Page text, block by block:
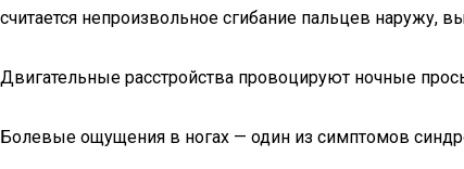
считается непроизвольное сгибание пальцев наружу,
Двигательные расстройства провоцируют ночные
Болевые ощущения в ногах — один из симптомов